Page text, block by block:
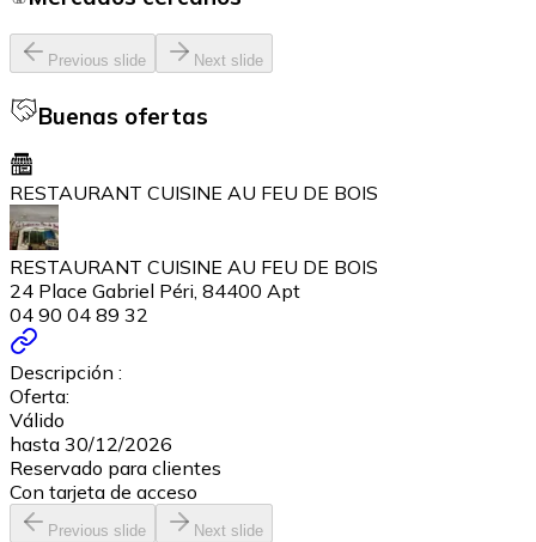
Previous slide Next slide
Buenas ofertas
RESTAURANT CUISINE AU FEU DE BOIS
RESTAURANT CUISINE AU FEU DE BOIS
24 Place Gabriel Péri, 84400 Apt
04 90 04 89 32
Descripción :
Oferta:
Válido
hasta 30/12/2026
Reservado para clientes
Con tarjeta de acceso
Previous slide Next slide